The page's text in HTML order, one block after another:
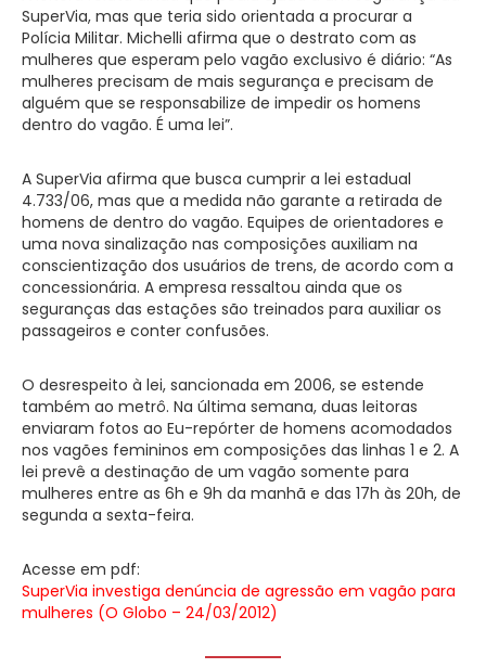
SuperVia, mas que teria sido orientada a procurar a
Polícia Militar. Michelli afirma que o destrato com as
mulheres que esperam pelo vagão exclusivo é diário: “As
mulheres precisam de mais segurança e precisam de
alguém que se responsabilize de impedir os homens
dentro do vagão. É uma lei”.
A SuperVia afirma que busca cumprir a lei estadual
4.733/06, mas que a medida não garante a retirada de
homens de dentro do vagão. Equipes de orientadores e
uma nova sinalização nas composições auxiliam na
conscientização dos usuários de trens, de acordo com a
concessionária. A empresa ressaltou ainda que os
seguranças das estações são treinados para auxiliar os
passageiros e conter confusões.
O desrespeito à lei, sancionada em 2006, se estende
também ao metrô. Na última semana, duas leitoras
enviaram fotos ao Eu-repórter de homens acomodados
nos vagões femininos em composições das linhas 1 e 2. A
lei prevê a destinação de um vagão somente para
mulheres entre as 6h e 9h da manhã e das 17h às 20h, de
segunda a sexta-feira.
Acesse em pdf:
SuperVia investiga denúncia de agressão em vagão para
mulheres (O Globo – 24/03/2012)